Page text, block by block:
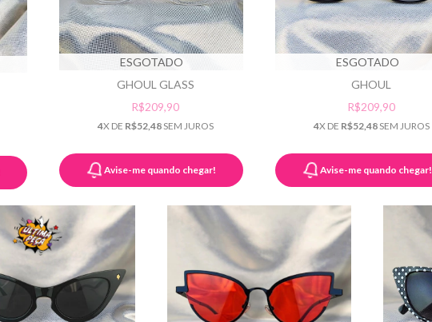
ESGOTADO
GHOUL GLASS
R$209,90
4X DE R$52,48SEM JUROS
Avise-me quando chegar!
ESGOTADO
GHOUL
R$209,90
4X DE R$52,48SEM JUROS
Avise-me quando chegar!